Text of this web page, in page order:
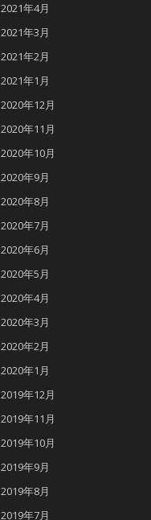
2021年4月
2021年3月
2021年2月
2021年1月
2020年12月
2020年11月
2020年10月
2020年9月
2020年8月
2020年7月
2020年6月
2020年5月
2020年4月
2020年3月
2020年2月
2020年1月
2019年12月
2019年11月
2019年10月
2019年9月
2019年8月
2019年7月